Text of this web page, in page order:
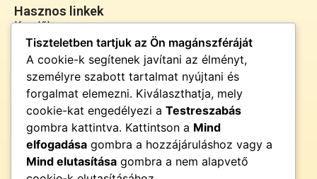
Hasznos linkek
Kezdőlap
Rólunk
Szolgáltatások
Kapcsolat
Kapcsolat
info@fenyor.hu
+36 30 000 0000
Magyarország
Tiszteletben tartjuk az Ön magánszféráját
A cookie-k segítenek javítani az élményt,
személyre szabott tartalmat nyújtani és
forgalmat elemezni. Kiválaszthatja, mely
cookie-kat engedélyezi a Testreszabás
gombra kattintva. Kattintson a Mind
elfogadása gombra a hozzájáruláshoz vagy a
Mind elutasítása gombra a nem alapvető